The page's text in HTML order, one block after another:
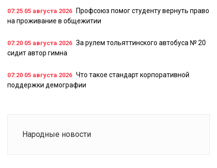
07:25 05 августа 2026
Профсоюз помог студенту вернуть право
на проживание в общежитии
07:20 05 августа 2026 За рулем тольяттинского автобуса № 20
сидит автор гимна
07:20 05 августа 2026 Что такое стандарт корпоративной
поддержки демографии
Народные новости